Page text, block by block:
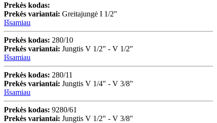
Prekės kodas:
Prekės variantai: Greitajungė I 1/2"
Išsamiau
Prekės kodas: 280/10
Prekės variantai: Jungtis V 1/2" - V 1/2"
Išsamiau
Prekės kodas: 280/11
Prekės variantai: Jungtis V 1/4" - V 3/8"
Išsamiau
Prekės kodas: 9280/61
Prekės variantai: Jungtis V 1/2" - V 3/8"